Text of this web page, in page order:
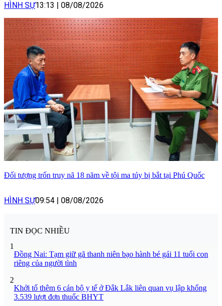
HÌNH SỰ13:13 08/08/2026
Đối tượng trốn truy nã 18 năm về tội ma túy bị bắt tại Phú Quốc
HÌNH SỰ09:54 08/08/2026
TIN ĐỌC NHIỀU
1
Đồng Nai: Tạm giữ gã thanh niên bạo hành bé gái 11 tuổi con
riêng của người tình
2
Khởi tố thêm 6 cán bộ y tế ở Đắk Lắk liên quan vụ lập khống
3.539 lượt đơn thuốc BHYT